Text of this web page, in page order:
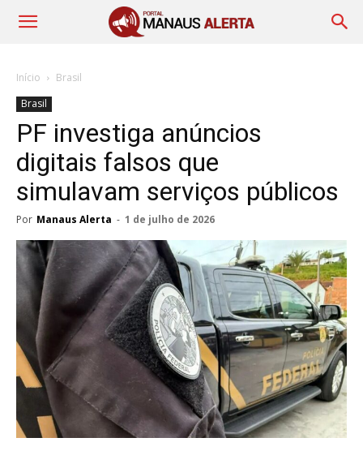
Início
Brasil
Brasil
PF investiga anúncios
digitais falsos que
simulavam serviços públicos
Por Manaus Alerta - 1 de julho de 2026